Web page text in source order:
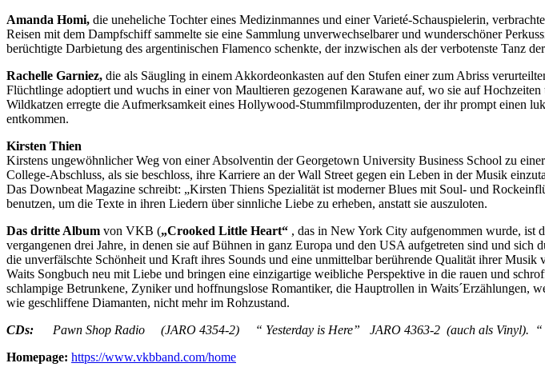
Amanda Homi, die uneheliche Tochter eines Medizinmannes und einer Varieté-Schauspielerin,
Reisen mit dem Dampfschiff sammelte sie eine Sammlung unverwechselbarer und wunderschöner
berüchtigte Darbietung des argentinischen Flamenco schenkte, der inzwischen als der verbotenste Tanz
Rachelle Garniez, die als Säugling in einem Akkordeonkasten auf den Stufen einer zum Abriss
Flüchtlinge adoptiert und wuchs in einer von Maultieren gezogenen Karawane auf, wo sie auf
Wildkatzen erregte die Aufmerksamkeit eines Hollywood-Stummfilmproduzenten, der ihr prompt einen
entkommen.
Kirsten Thien
Kirstens ungewöhnlicher Weg von einer Absolventin der Georgetown University Business School zu
College-Abschluss, als sie beschloss, ihre Karriere an der Wall Street gegen ein Leben in der Musik
Das Downbeat Magazine schreibt: „Kirsten Thiens Spezialität ist moderner Blues mit Soul- und
benutzen, um die Texte in ihren Liedern über sinnliche Liebe zu erheben, anstatt sie auszuloten.
Das dritte Album von VKB („Crooked Little Heart“ , das in New York City aufgenommen wurde, ist
vergangenen drei Jahre, in denen sie auf Bühnen in ganz Europa und den USA aufgetreten sind und
die unverfälschte Schönheit und Kraft ihres Sounds und eine unmittelbar berührende Qualität ihrer
Waits Songbuch neu mit Liebe und bringen eine einzigartige weibliche Perspektive in die rauen und
schlampige Betrunkene, Zyniker und hoffnungslose Romantiker, die Hauptrollen in
wie geschliffene Diamanten, nicht mehr im Rohzustand.
CDs:
Pawn Shop Radio (JARO 4354-2)
“ Yesterday is Here” JARO 4363-2 (auch als Vinyl).
Homepage: https://www.vkbband.com/home